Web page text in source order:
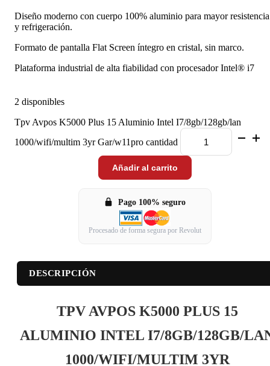
Diseño moderno con cuerpo 100% aluminio para mayor resistencia
y refrigeración.
Formato de pantalla Flat Screen íntegro en cristal, sin marco.
Plataforma industrial de alta fiabilidad con procesador Intel® i7
2 disponibles
Tpv Avpos K5000 Plus 15 Aluminio Intel I7/8gb/128gb/lan
1000/wifi/multim 3yr Gar/w11pro cantidad
Añadir al carrito
Pago 100% seguro
Procesado de forma segura por Revolut
DESCRIPCIÓN
TPV AVPOS K5000 PLUS 15
ALUMINIO INTEL I7/8GB/128GB/
1000/WIFI/MULTIM 3YR